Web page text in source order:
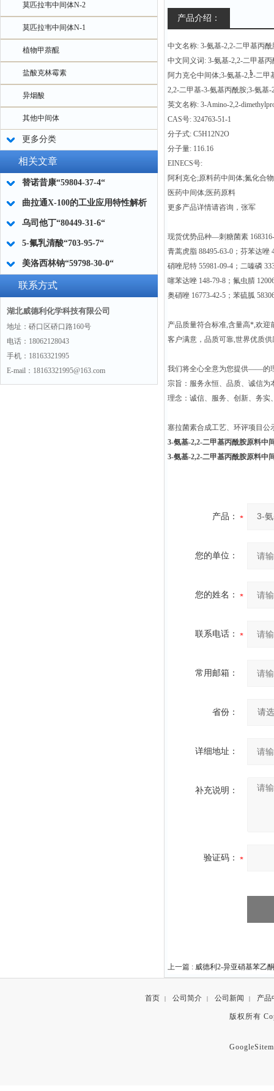
莫匹拉韦中间体N-2
莫匹拉韦中间体N-1
植物甲萘醌
盐酸克林霉素
异烟酸
其他中间体
更多分类
相关文章
替诺昔康“59804-37-4“
曲拉通X-100的工业应用特性解析
乌司他丁“80449-31-6“
5-氟乳清酸“703-95-7“
美洛西林钠“59798-30-0“
联系方式
湖北威德利化学科技有限公司
地址：硚口区硚口路160号
电话：18062128043
手机：18163321995
E-mail：18163321995@163.com
产品介绍：
中文名称: 3-氨基-2,2-二甲基丙
中文同义词: 3-氨基-2,2-二甲基
阿力克仑中间体;3-氨基-2,2-二
2,2-二甲基-3-氨基丙酰胺;3-氨基
英文名称: 3-Amino-2,2-
CAS号: 324763-51-1
分子式: C5H12N2O
分子量: 116.16
EINECS号:
阿利克仑;原料药中间体;氮化合
医药中间体;医药原料
更多产品详情请咨询，张军
现货优势品种—刺糖菌素
青蒿虎脂 88495-63-0；芬苯达唑
硝唑尼特 55981-09-4；二嗪磷
噻苯达唑 148-79-8；氟虫腈
奥硝唑 16773-42-5；苯硫胍
产品质量符合标准,含量高*,欢迎
客户满意，品质可靠,世界优质
我们将全心全意为您提供——的
宗旨：服务永恒、品质、诚信
理念：诚信、服务、创新、务实
塞拉菌素合成工艺、环评项目公
3-氨基-2,2-二甲基丙酰胺原料中
3-氨基-2,2-二甲基丙酰胺原料中
产品：
您的单位：
您的姓名：
联系电话：
常用邮箱：
省份：
详细地址：
补充说明：
验证码：
上一篇 : 威德利2-异亚硝基苯乙
首页 | 公司简介 | 公司新闻 | 产品
版权所有